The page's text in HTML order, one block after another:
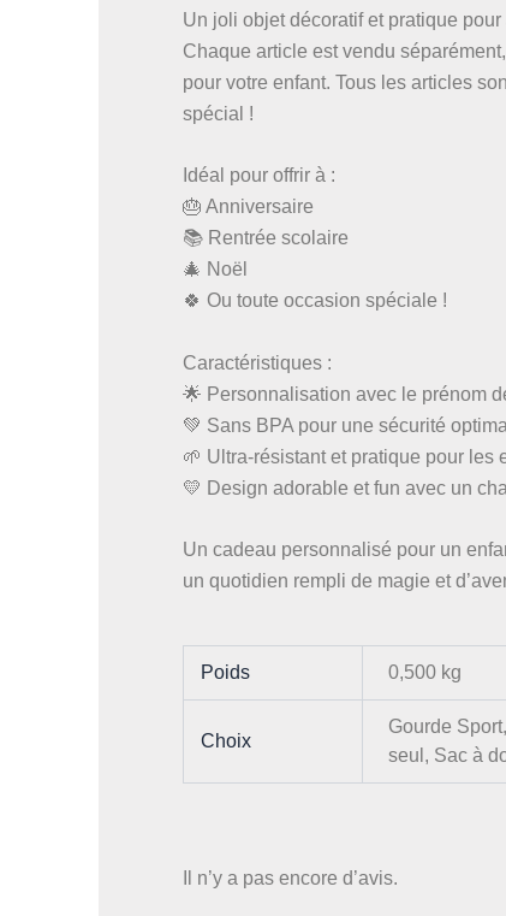
Un joli objet décoratif et pratique
Chaque article est vendu
pour votre enfant. Tous les articles
spécial !
Idéal pour offrir à :
🎂 Anniversaire
📚 Rentrée scolaire
🎄 Noël
🍀 Ou toute occasion spéciale !
Caractéristiques :
🌟 Personnalisation avec le prénom
💚 Sans BPA pour une sécurité
🌱 Ultra-résistant et pratique pour les
💛 Design adorable et fun avec un
Un cadeau personnalisé pour un
un quotidien rempli de magie et
Poids 0,500 kg
Choix
Gourde
seul, Sac à
Il n’y a pas encore d’avis.